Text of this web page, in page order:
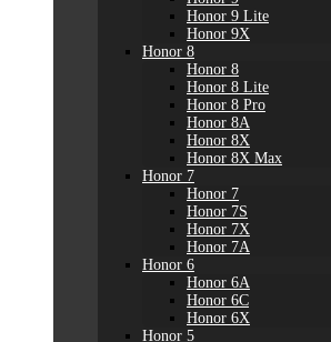
Honor 9 Lite
Honor 9X
Honor 8
Honor 8
Honor 8 Lite
Honor 8 Pro
Honor 8A
Honor 8X
Honor 8X Max
Honor 7
Honor 7
Honor 7S
Honor 7X
Honor 7A
Honor 6
Honor 6A
Honor 6C
Honor 6X
Honor 5